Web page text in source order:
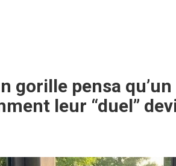
gorille pensa
leur “duel”